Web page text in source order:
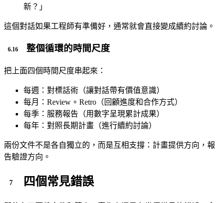
新？」
這個對話如果工程師有準備好，通常就會直接變成續約討論。
整個循環的時間尺度
把上面四個時間尺度串起來：
每週：對標話術（讓對話帶有價值意識）
每月：Review + Retro（回顧進度和合作方式）
每季：服務報告（用數字呈現累計成果）
每年：對照長期計畫（進行續約討論）
兩份文件不是各自獨立的，而是互相支撐：計畫提供方向，報
告驗證方向。
四個常見錯誤